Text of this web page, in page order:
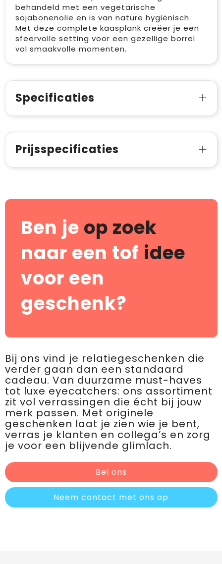
behandeld met een vegetarische
sojabonenolie en is van nature hygiënisch.
Met deze complete kaasplank creëer je een
sfeervolle setting voor een gezellige borrel
vol smaakvolle momenten.
Specificaties
Prijsspecificaties
Ben je op zoek
naar een tof idee
voor een
geschenk?
Bij ons vind je relatiegeschenken die
verder gaan dan een standaard
cadeau. Van duurzame must-haves
tot luxe eyecatchers: ons assortiment
zit vol verrassingen die écht bij jouw
merk passen. Met originele
geschenken laat je zien wie je bent,
verras je klanten en collega’s en zorg
je voor een blijvende glimlach.
Bel ons
Neem contact met ons op